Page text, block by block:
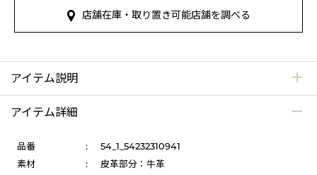
店舗在庫・取り置き可能店舗を調べる
アイテム説明
アイテム詳細
品番 :
54_1_54232310941
素材
:
皮革部分：牛革